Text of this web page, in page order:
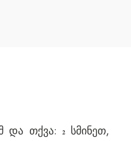
და თქვა: 2სმინეთ,